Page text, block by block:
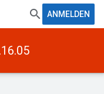
ANMELDEN